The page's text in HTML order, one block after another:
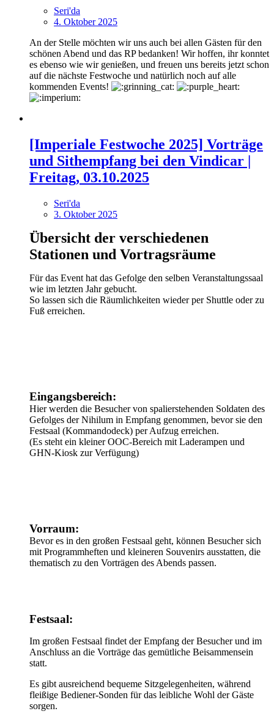
Seri'da
4. Oktober 2025
An der Stelle möchten wir uns auch bei allen Gästen für den
schönen Abend und das RP bedanken! Wir hoffen, ihr konntet
es ebenso wie wir genießen, und freuen uns bereits jetzt schon
auf die nächste Festwoche und natürlich noch auf alle
kommenden Events!
[Imperiale Festwoche 2025] Vorträge
und Sithempfang bei den Vindicar |
Freitag, 03.10.2025
Seri'da
3. Oktober 2025
Übersicht der verschiedenen
Stationen und Vortragsräume
Für das Event hat das Gefolge den selben Veranstaltungssaal
wie im letzten Jahr gebucht.
So lassen sich die Räumlichkeiten wieder per Shuttle oder zu
Fuß erreichen.
Eingangsbereich:
Hier werden die Besucher von spalierstehenden Soldaten des
Gefolges der Nihilum in Empfang genommen, bevor sie den
Festsaal (Kommandodeck) per Aufzug erreichen.
(Es steht ein kleiner OOC-Bereich mit Laderampen und
GHN-Kiosk zur Verfügung)
Vorraum:
Bevor es in den großen Festsaal geht, können Besucher sich
mit Programmheften und kleineren Souvenirs ausstatten, die
thematisch zu den Vorträgen des Abends passen.
Festsaal:
Im großen Festsaal findet der Empfang der Besucher und im
Anschluss an die Vorträge das gemütliche Beisammensein
statt.
Es gibt ausreichend bequeme Sitzgelegenheiten, während
fleißige Bediener-Sonden für das leibliche Wohl der Gäste
sorgen.